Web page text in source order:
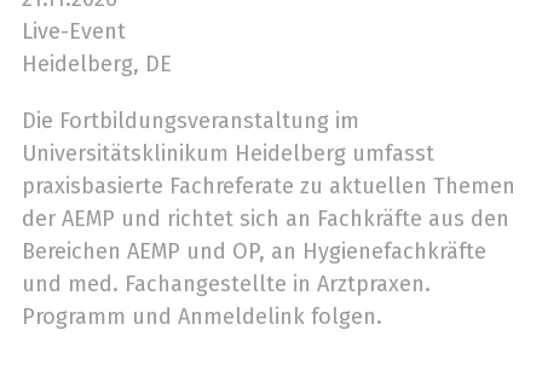
Live-Event
Heidelberg, DE
Die Fortbildungsveranstaltung im
Universitätsklinikum Heidelberg umfasst
praxisbasierte Fachreferate zu aktuellen Themen
der AEMP und richtet sich an Fachkräfte aus den
Bereichen AEMP und OP, an Hygienefachkräfte
und med. Fachangestellte in Arztpraxen.
Programm und Anmeldelink folgen.